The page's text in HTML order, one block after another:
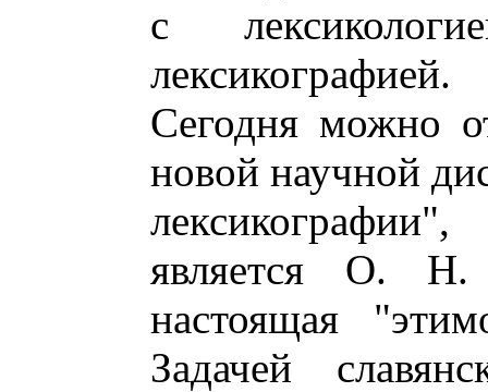
с
Сегодня можно
новой научной
является О. Н.
настоящая
Задачей